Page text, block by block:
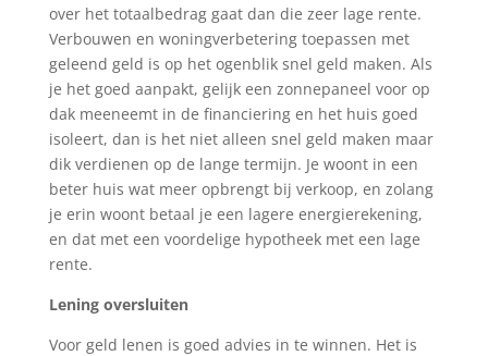
over het totaalbedrag gaat dan die zeer lage rente.
Verbouwen en woningverbetering toepassen met
geleend geld is op het ogenblik snel geld maken. Als
je het goed aanpakt, gelijk een zonnepaneel voor op
dak meeneemt in de financiering en het huis goed
isoleert, dan is het niet alleen snel geld maken maar
dik verdienen op de lange termijn. Je woont in een
beter huis wat meer opbrengt bij verkoop, en zolang
je erin woont betaal je een lagere energierekening,
en dat met een voordelige hypotheek met een lage
rente.
Lening oversluiten
Voor geld lenen is goed advies in te winnen. Het is